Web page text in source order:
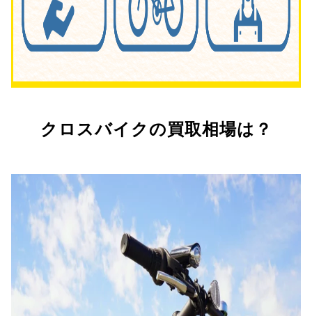
クロスバイクの買取相場は？